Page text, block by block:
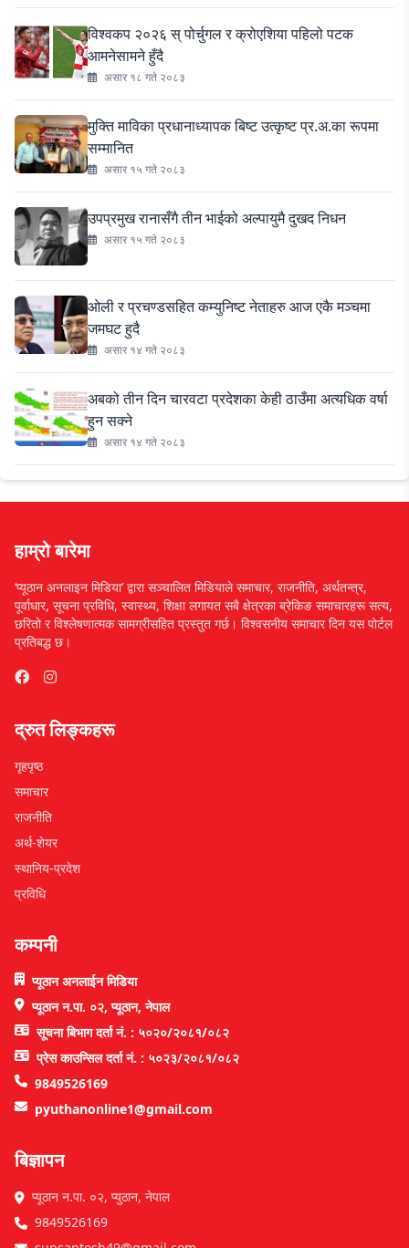
विश्वकप २०२६ स् पोर्चुगल र क्रोएशिया पहिलो पटक
आमनेसामने हुँदै
असार १८ गते २०८३
मुक्ति माविका प्रधानाध्यापक बिष्ट उत्कृष्ट प्र.अ.का रूपमा
सम्मानित
असार १५ गते २०८३
उपप्रमुख रानासँगै तीन भाईको अल्पायुमै दुखद निधन
असार १५ गते २०८३
ओली र प्रचण्डसहित कम्युनिष्ट नेताहरु आज एकै मञ्चमा
जमघट हुदै
असार १४ गते २०८३
अबको तीन दिन चारवटा प्रदेशका केही ठाउँमा अत्यधिक वर्षा
हुन सक्ने
असार १४ गते २०८३
हाम्रो बारेमा
‘प्यूठान अनलाइन मिडिया’ द्वारा सञ्चालित मिडियाले समाचार, राजनीति, अर्थतन्त्र,
पूर्वाधार, सूचना प्रविधि, स्वास्थ्य, शिक्षा लगायत सबै क्षेत्रका ब्रेकिङ समाचारहरू सत्य,
छरितो र विश्लेषणात्मक सामग्रीसहित प्रस्तुत गर्छ। विश्वसनीय समाचार दिन यस पोर्टल
प्रतिबद्ध छ।
द्रुत लिङ्कहरू
गृहपृष्ठ
समाचार
राजनीति
अर्थ-शेयर
स्थानिय-प्रदेश
प्रविधि
कम्पनी
प्यूठान अनलाईन मिडिया
प्यूठान न.पा. ०२, प्यूठान, नेपाल
सूचना बिभाग दर्ता नं. : ५०२०/२०८१/०८२
प्रेस काउन्सिल दर्ता नं. : ५०२३/२०८१/०८२
9849526169
pyuthanonline1@gmail.com
बिज्ञापन
प्यूठान न.पा. ०२, प्युठान, नेपाल
9849526169